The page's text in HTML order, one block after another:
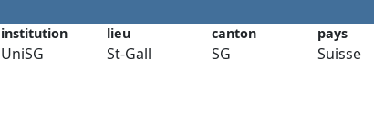
institution lieu canton pays
UniSG St-Gall SG Suisse